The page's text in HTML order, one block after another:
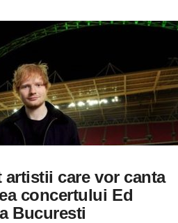
artistii care vor canta
concertului Ed
Bucuresti